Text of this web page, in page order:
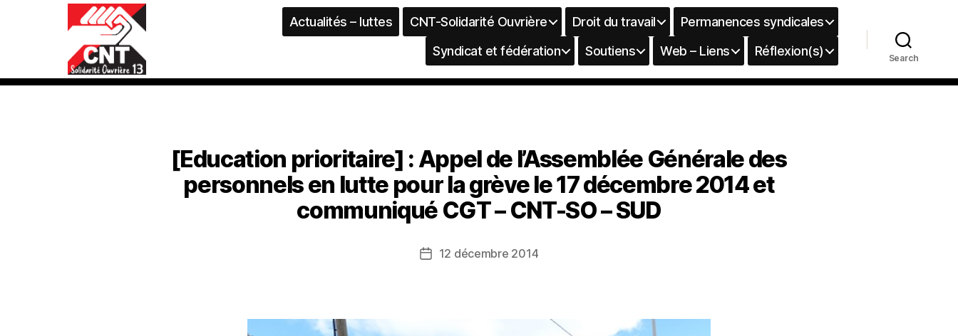
Actualités – luttes CNT-Solidarité Ouvrière Droit du travail
Permanences syndicales
Syndicat et fédération
Soutiens Web – Liens Réflexion(s) Search
[Education prioritaire] : Appel de l’Assemblée Générale des
personnels en lutte pour la grève le 17 décembre 2014 et
communiqué CGT – CNT-SO – SUD
Date12 décembre 2014